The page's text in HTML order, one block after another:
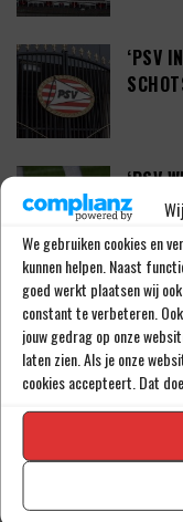
We gebruiken cookies en
kunnen helpen. Naast
goed werkt plaatsen wij
constant te verbeteren.
jouw gedrag op onze
laten zien. Als je onze
cookies accepteert. Dat
‘PSV
‘PSV
JOEL
JAAR